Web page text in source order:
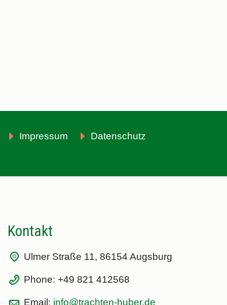
Impressum Datenschutz
Kontakt
Ulmer Straße 11, 86154 Augsburg
Phone: +49 821 412568
Email: info@trachten-huber.de